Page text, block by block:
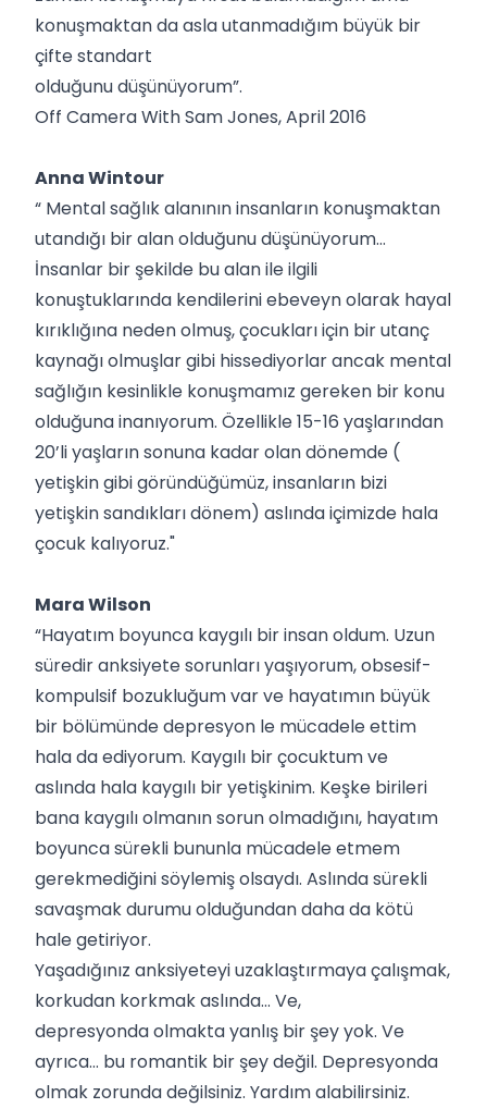
konuşmaktan da asla utanmadığım büyük bir
çifte standart
olduğunu düşünüyorum”.
Off Camera With Sam Jones, April 2016
Anna Wintour
“ Mental sağlık alanının insanların konuşmaktan
utandığı bir alan olduğunu düşünüyorum…
İnsanlar bir şekilde bu alan ile ilgili
konuştuklarında kendilerini ebeveyn olarak hayal
kırıklığına neden olmuş, çocukları için bir utanç
kaynağı olmuşlar gibi hissediyorlar ancak mental
sağlığın kesinlikle konuşmamız gereken bir konu
olduğuna inanıyorum. Özellikle 15-16 yaşlarından
20’li yaşların sonuna kadar olan dönemde (
yetişkin gibi göründüğümüz, insanların bizi
yetişkin sandıkları dönem) aslında içimizde hala
çocuk kalıyoruz."
Mara Wilson
“Hayatım boyunca kaygılı bir insan oldum. Uzun
süredir anksiyete sorunları yaşıyorum, obsesif-
kompulsif bozukluğum var ve hayatımın büyük
bir bölümünde depresyon le mücadele ettim
hala da ediyorum. Kaygılı bir çocuktum ve
aslında hala kaygılı bir yetişkinim. Keşke birileri
bana kaygılı olmanın sorun olmadığını, hayatım
boyunca sürekli bununla mücadele etmem
gerekmediğini söylemiş olsaydı. Aslında sürekli
savaşmak durumu olduğundan daha da kötü
hale getiriyor.
Yaşadığınız anksiyeteyi uzaklaştırmaya çalışmak,
korkudan korkmak aslında... Ve,
depresyonda olmakta yanlış bir şey yok. Ve
ayrıca… bu romantik bir şey değil. Depresyonda
olmak zorunda değilsiniz. Yardım alabilirsiniz.